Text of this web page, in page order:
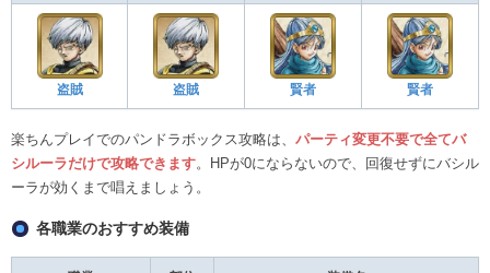
盗賊 盗賊 賢者 賢者
楽ちんプレイでのパンドラボックス攻略は、 パーティ変更不要で全てバ
シルーラだけで攻略できます。HPが0にならないので、回復せずにバシル
ーラが効くまで唱えましょう。
各職業のおすすめ装備